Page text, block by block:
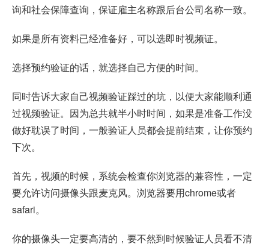
询和社会保障查询，保证雇主名称跟后台公司名称一致。
如果是所有资料已经准备好，可以选即时视频证。
选择预约验证的话，就选择自己方便的时间。
同时告诉大家自己视频验证踩过的坑，以便大家能顺利通
过视频验证。因为总共就半小时时间，如果是准备工作没
做好耽误了时间，一般验证人员都会提前结束，让你预约
下次。
首先，视频的时候，系统会检查你浏览器的兼容性，一定
要允许访问摄像头跟麦克风。浏览器要用chrome或者
safari。
你的摄像头一定要高清的，要不然到时候验证人员看不清